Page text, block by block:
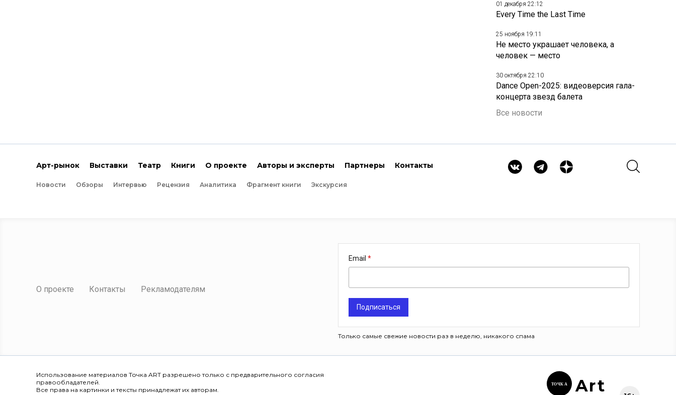
01 декабря 22:12
Every Time the Last Time
25 ноября 19:11
Не место украшает человека, а
человек — место
30 октября 22:10
Dance Open-2025: видеоверсия гала-
концерта звезд балета
Все новости
Арт-рынок Выставки Театр Книги О проекте Авторы и эксперты Партнеры Контакты
Новости Обзоры Интервью Рецензия Аналитика Фрагмент книги Экскурсия
О проекте Контакты Рекламодателям
Email
Подписаться
Только самые свежие новости раз в неделю, никакого спама
Использование материалов Точка ART разрешено только с предварительного согласия
правообладателей.
Все права на картинки и тексты принадлежат их авторам.
ТОЧК А Art